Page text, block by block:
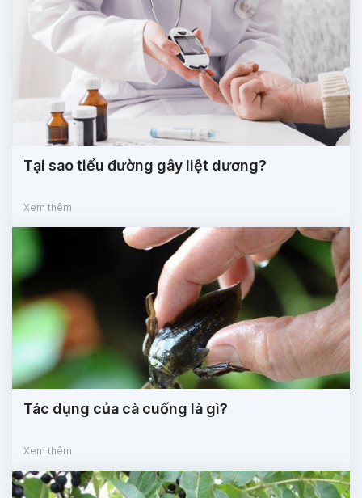
Tại sao tiểu đường gây liệt dương?
Xem thêm
Tác dụng của cà cuống là gì?
Xem thêm